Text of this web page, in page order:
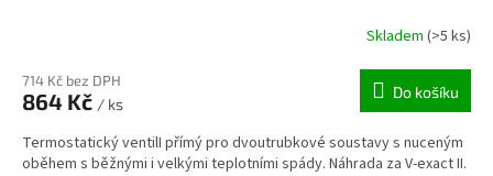
Skladem (>5 ks)
714 Kč bez DPH
864 Kč / ks
Do košíku
Termostatický ventilI přímý pro dvoutrubkové soustavy s nuceným
oběhem s běžnými i velkými teplotními spády. Náhrada za V-exact II.